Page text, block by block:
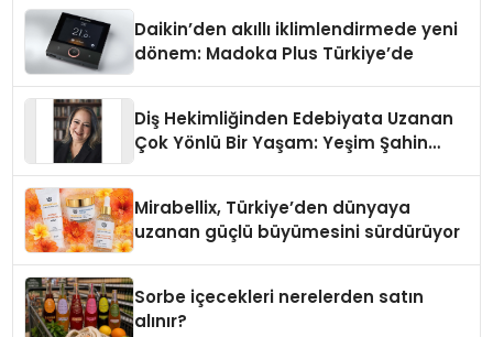
Daikin’den akıllı iklimlendirmede yeni
dönem: Madoka Plus Türkiye’de
Diş Hekimliğinden Edebiyata Uzanan
Çok Yönlü Bir Yaşam: Yeşim Şahin
Mirabellix, Türkiye’den dünyaya
uzanan güçlü büyümesini sürdürüyor
Sorbe içecekleri nerelerden satın
alınır?